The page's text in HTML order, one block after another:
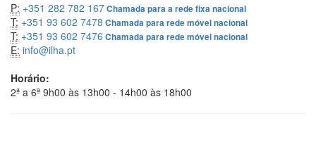
P: +351 282 782 167Chamada para a rede fixa nacional
T: +351 93 602 7478 Chamada para rede móvel nacional
T: +351 93 602 7476 Chamada para rede móvel nacional
E: info@ilha.pt
Horário:
2ª a 6ª 9h00 às 13h00 - 14h00 às 18h00